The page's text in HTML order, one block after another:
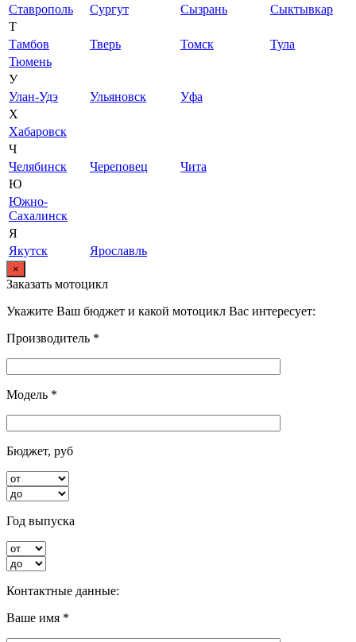
Ставрополь
Сургут Сызрань
Сыктывкар
Т
Тамбов
Тверь Томск
Тула
Тюмень
У
Улан-Удэ
Ульяновск
Уфа
Х
Хабаровск
Ч
Челябинск
Череповец
Чита
Ю
Южно-
Сахалинск
Я
Якутск
Ярославль
×
Заказать мотоцикл
Укажите Ваш бюджет и какой мотоцикл Вас интересует:
Производитель *
Модель *
Бюджет, руб
Год выпуска
Контактные данные:
Ваше имя *